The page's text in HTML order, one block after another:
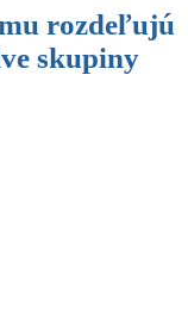
rozdeľujú
skupiny